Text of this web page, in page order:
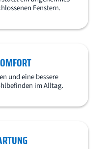
Fenstern.
und eine bessere
im Alltag.